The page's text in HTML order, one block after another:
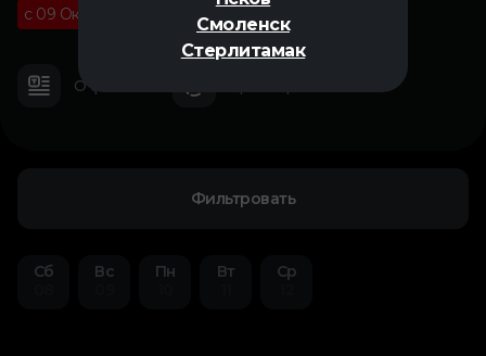
Смоленск
Стерлитамак
с 09 Октября 01 ч 18 м
О фильме
Фильтровать
Сб
Вс
Пн
Вт
Ср